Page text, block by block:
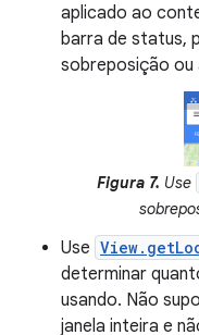
aplicado ao
barra de status,
sobreposição
Figura 7. Use
Use
determinar
usando. Não
janela inteira e